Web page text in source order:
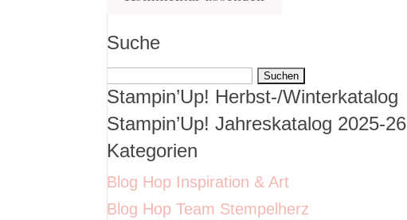
Suche
Suchen
nach:
Stampin’Up! Herbst-/Winterkatalog
Stampin’Up! Jahreskatalog 2025-26
Kategorien
Blog Hop Inspiration & Art
Blog Hop Team Stempelherz